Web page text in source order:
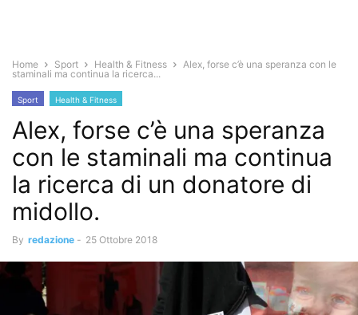
Home Sport Health & Fitness
Alex, forse c’è una speranza con le
staminali ma continua la ricerca...
Sport Health & Fitness
Alex, forse c’è una speranza
con le staminali ma continua
la ricerca di un donatore di
midollo.
By redazione - 25 Ottobre 2018